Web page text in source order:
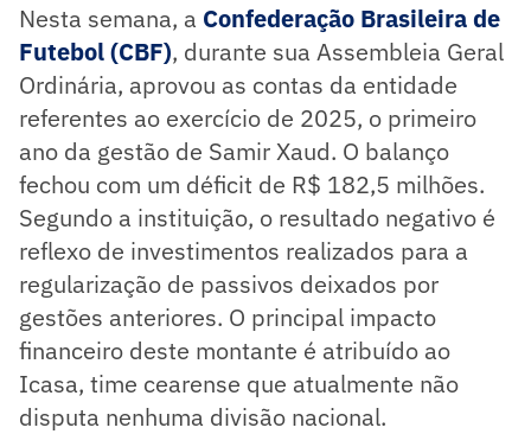
judiciais.
Clube tem dívidas e pode reter apenas 20% do montante,
cerca de R$ 16 milhões.
Resumo supervisionado pelo jornalista!
Nesta semana, a Confederação Brasileira de
Futebol (CBF), durante sua Assembleia Geral
Ordinária, aprovou as contas da entidade
referentes ao exercício de 2025, o primeiro
ano da gestão de Samir Xaud. O balanço
fechou com um déficit de R$ 182,5 milhões.
Segundo a instituição, o resultado negativo é
reflexo de investimentos realizados para a
regularização de passivos deixados por
gestões anteriores. O principal impacto
financeiro deste montante é atribuído ao
Icasa, time cearense que atualmente não
disputa nenhuma divisão nacional.